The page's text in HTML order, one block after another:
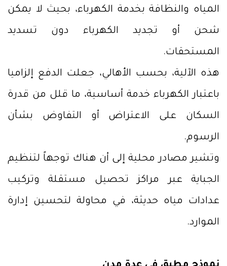
المياه والنظافة بخدمة الكهرباء، بحيث لا يمكن
شحن أو تجديد الكهرباء دون تسديد
المستحقات.
هذه الآلية، بحسب الأهالي، جعلت الدفع إلزاميا
باعتبار الكهرباء خدمة أساسية، ما قلل من قدرة
السكان على الاعتراض أو التفاوض بشأن
الرسوم.
وتشير مصادر محلية إلى أن هناك توجهاً لتنظيم
الجباية عبر مراكز تحصيل مستقلة وتركيب
عدادات مياه حديثة، في محاولة لتحسين إدارة
الموارد.